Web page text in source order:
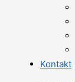
Kontakt